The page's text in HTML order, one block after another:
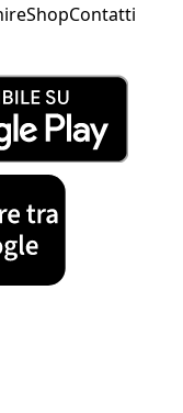
ShopContatti